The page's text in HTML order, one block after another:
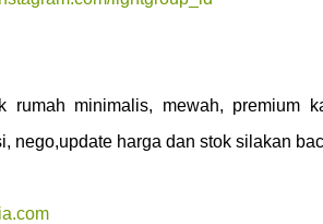
rumah minimalis, mewah, premium
nego,update harga dan stok silakan